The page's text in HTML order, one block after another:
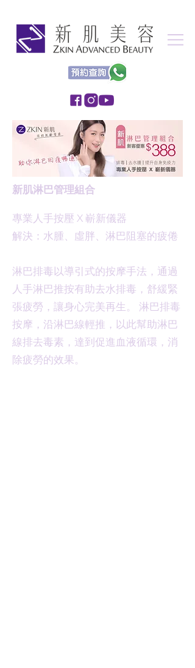
新肌淋巴管理組合
專業人手按壓 X 嶄新儀器
解決：水腫、虛胖、淋巴阻塞的疲倦
淋巴排毒以導引式的按摩手法，通過
人手淋巴推按有助去水排毒，舒緩緊
張疲勞，讓身心完美再生。 淋巴排毒
按摩，沿淋巴線輕推，以此幫助淋巴
線排去毒素，達到促進血液循環，消
除疲勞的效果。